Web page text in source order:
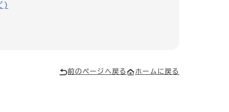
)
前のページへ戻る ホームに戻る